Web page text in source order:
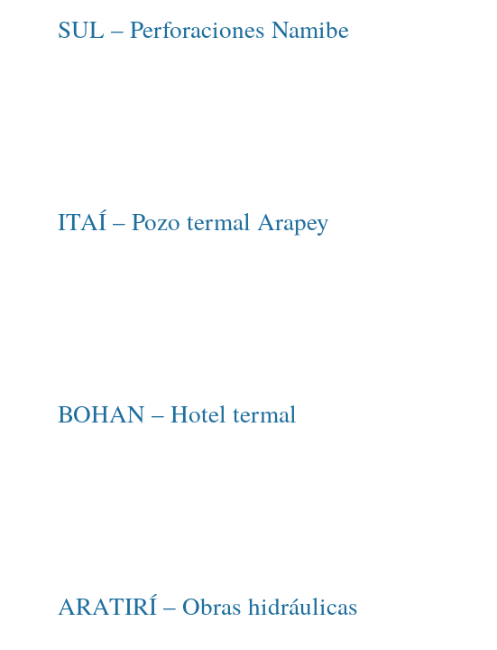
SUL – Perforaciones Namibe
ITAÍ – Pozo termal Arapey
BOHAN – Hotel termal
ARATIRÍ – Obras hidráulicas